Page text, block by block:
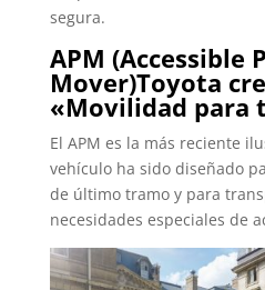
segura.
APM (Accessible
Mover)Toyota
«Movilidad para
El APM es la más reciente
vehículo ha sido diseñado
de último tramo y para
necesidades especiales de